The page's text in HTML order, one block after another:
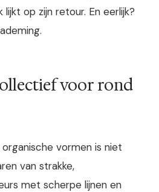
op zijn retour. En eerlijk?
voor rond
vormen is niet
van strakke,
met scherpe lijnen en